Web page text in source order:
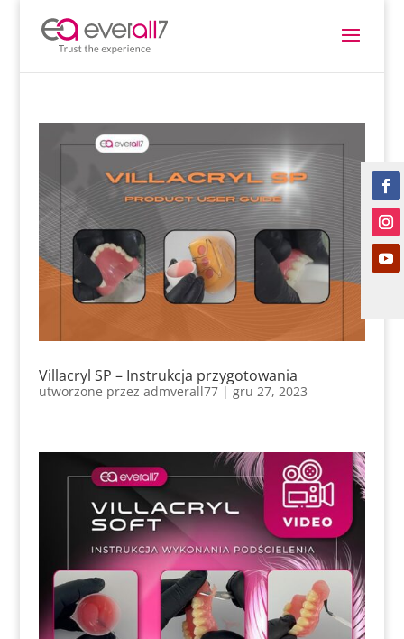
Villacryl SP – Instrukcja przygotowania
utworzone przez admverall77| gru 27, 2023